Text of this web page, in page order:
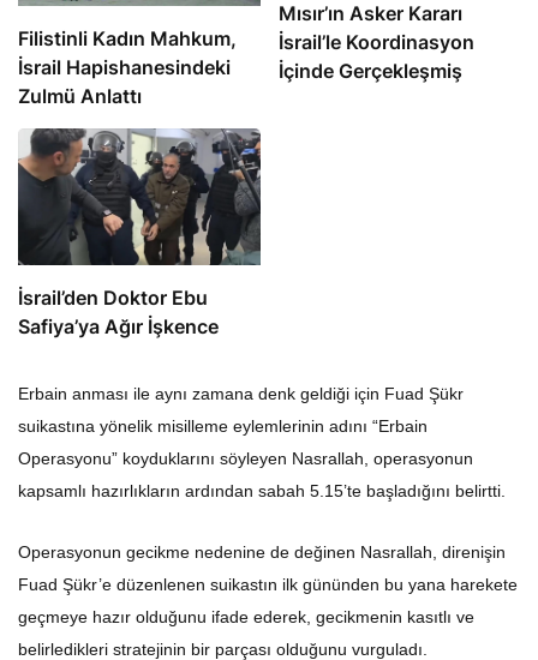
Filistinli Kadın Mahkum,
İsrail Hapishanesindeki
Zulmü Anlattı
Mısır’ın Asker Kararı
İsrail’le Koordinasyon
İçinde Gerçekleşmiş
İsrail’den Doktor Ebu
Safiya’ya Ağır İşkence
Erbain anması ile aynı zamana denk geldiği için Fuad Şükr
suikastına yönelik misilleme eylemlerinin adını “Erbain
Operasyonu” koyduklarını söyleyen Nasrallah, operasyonun
kapsamlı hazırlıkların ardından sabah 5.15’te başladığını belirtti.
Operasyonun gecikme nedenine de değinen Nasrallah, direnişin
Fuad Şükr’e düzenlenen suikastın ilk gününden bu yana harekete
geçmeye hazır olduğunu ifade ederek, gecikmenin kasıtlı ve
belirledikleri stratejinin bir parçası olduğunu vurguladı.